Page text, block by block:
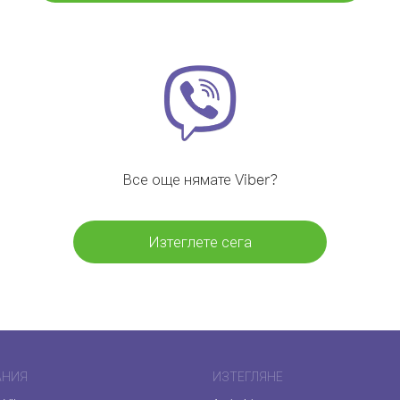
Все още нямате Viber?
Изтеглете сега
ИЗТЕГЛЯНЕ